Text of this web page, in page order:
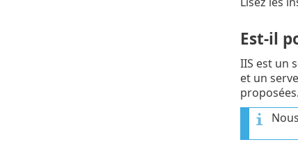
Est-il
IIS est un
et un